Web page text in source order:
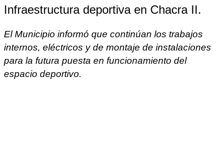
Infraestructura deportiva en Chacra II.
El Municipio informó que continúan los trabajos
internos, eléctricos y de montaje de instalaciones
para la futura puesta en funcionamiento del
espacio deportivo.